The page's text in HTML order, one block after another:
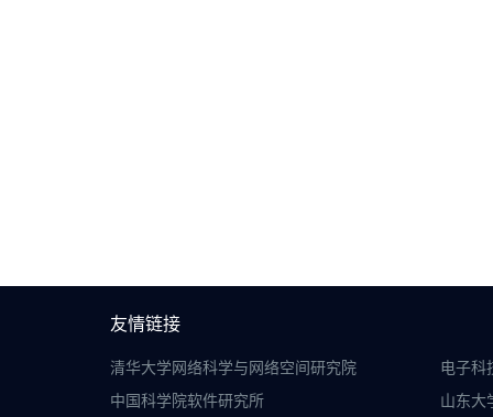
友情链接
清华大学网络科学与网络空间研究院
电子科
中国科学院软件研究所
山东大